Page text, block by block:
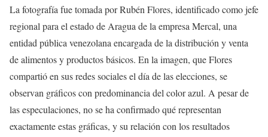
La fotografía fue tomada por Rubén Flores, identificado como jefe
regional para el estado de Aragua de la empresa Mercal, una
entidad pública venezolana encargada de la distribución y venta
de alimentos y productos básicos. En la imagen, que Flores
compartió en sus redes sociales el día de las elecciones, se
observan gráficos con predominancia del color azul. A pesar de
las especulaciones, no se ha confirmado qué representan
exactamente estas gráficas, y su relación con los resultados